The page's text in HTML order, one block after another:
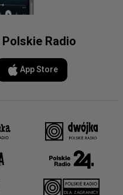
Radio
App Store